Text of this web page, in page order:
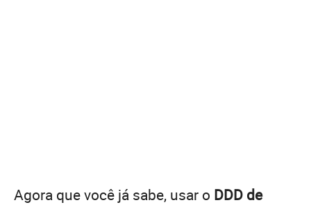
Agora que você já sabe, usar o DDD de